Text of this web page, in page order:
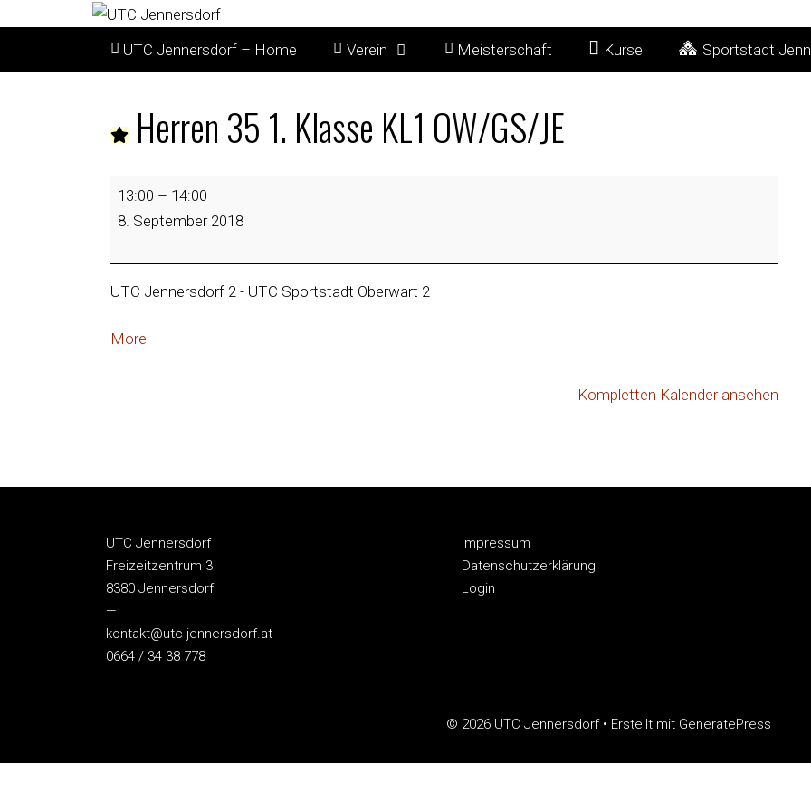
UTC Jennersdorf – Home Verein Meisterschaft Kurse Sportstadt
Herren 35 1. Klasse KL1 OW/GS/JE
13:00 – 14:00
8. September 2018
UTC Jennersdorf 2 - UTC Sportstadt Oberwart 2
More
Kompletten Kalender ansehen
UTC Jennersdorf
Freizeitzentrum 3
8380 Jennersdorf
—
kontakt@utc-jennersdorf.at
0664 / 34 38 778
Impressum
Datenschutzerklärung
Login
© 2026 UTC Jennersdorf• Erstellt mit GeneratePress